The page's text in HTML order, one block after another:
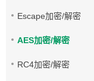
Escape加密/解密
AES加密/解密
RC4加密/解密